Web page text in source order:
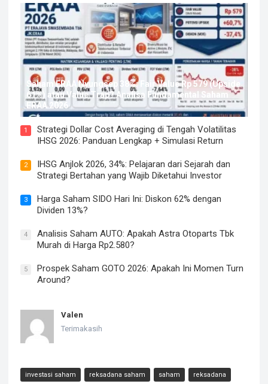
Saham ERAA Nyungsep 38%: Fair Value Rp 579 (Upside
61%) atau Value Trap? Analisa Fundamental Saham
ERAA 2026
1
Strategi Dollar Cost Averaging di Tengah Volatilitas
IHSG 2026: Panduan Lengkap + Simulasi Return
2
IHSG Anjlok 2026, 34%: Pelajaran dari Sejarah dan
Strategi Bertahan yang Wajib Diketahui Investor
3
Harga Saham SIDO Hari Ini: Diskon 62% dengan
Dividen 13%?
4
Analisis Saham AUTO: Apakah Astra Otoparts Tbk
Murah di Harga Rp2.580?
5
Prospek Saham GOTO 2026: Apakah Ini Momen Turn
Around?
Valen
Terimakasih
investasi saham reksadana saham saham reksadana